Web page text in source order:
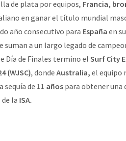
de plata por equipos, Francia,
en ganar el título mundial
año consecutivo para España en
suman a un largo legado de
Día de Finales termino elSurf City
(WJSC), donde Australia, el equipo
sequía de 11 años para obtener una
la ISA.